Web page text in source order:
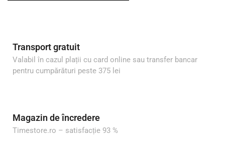
Transport gratuit
Valabil în cazul plații cu card online sau transfer bancar
pentru cumpărături peste 375 lei
Magazin de încredere
Timestore.ro – satisfacție 93 %